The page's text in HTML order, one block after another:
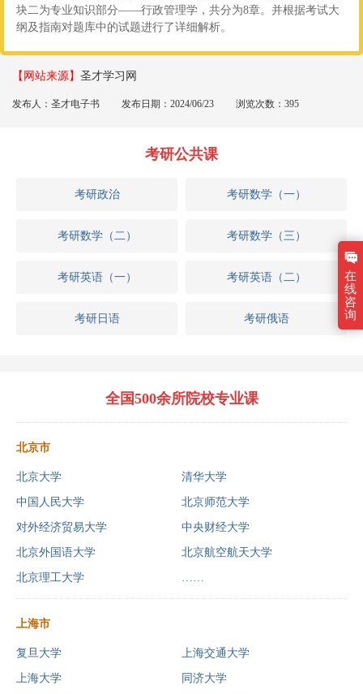
块二为专业知识部分——行政管理学，共分为8章。并根据考试大
纲及指南对题库中的试题进行了详细解析。
【网站来源】 圣才学习网
发布人：圣才电子书 发布日期：2024/06/23 浏览次数：395
考研公共课
考研政治 考研数学（一）
考研数学（二） 考研数学（三）
考研英语（一） 考研英语（二）
考研日语 考研俄语
全国500余所院校专业课
北京市
北京大学 清华大学
中国人民大学 北京师范大学
对外经济贸易大学 中央财经大学
北京外国语大学 北京航空航天大学
北京理工大学 ……
上海市
复旦大学 上海交通大学
上海大学 同济大学
在
线
咨
询